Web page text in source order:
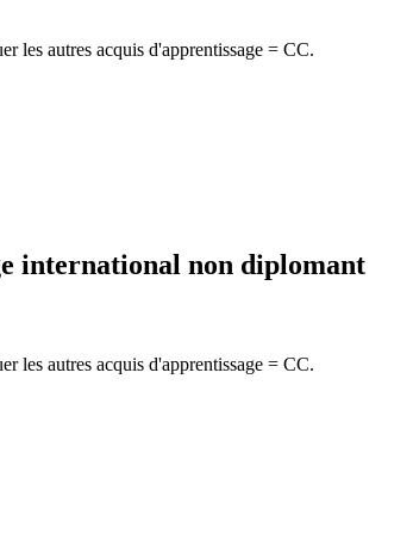
les autres acquis d'apprentissage = CC.
international non diplomant
les autres acquis d'apprentissage = CC.